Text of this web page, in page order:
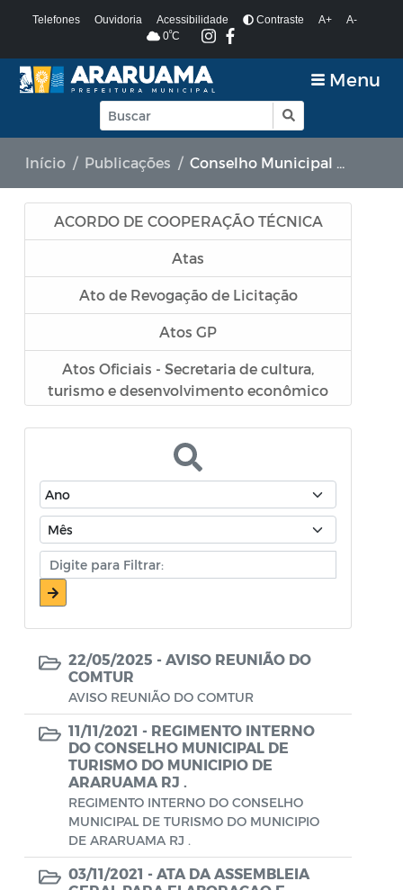
Telefones Ouvidoria Acessibilidade Contraste A+
A-
0ºC
Menu
Início Publicações Conselho Municipal de Turismo
ACORDO DE COOPERAÇÃO TÉCNICA
Atas
Ato de Revogação de Licitação
Atos GP
Atos Oficiais - Secretaria de cultura,
turismo e desenvolvimento econômico
Atos Oficiais - Secretaria de Educação
Atos Oficiais - Secretaria de Fazenda e
Planejamento
Atos Oficiais - Secretaria de Saúde
Atos Oficiais - Secretaria de Transportes
Atos Oficiais - Secretaria Municipal de
Atos Oficiais - Secretaria Municipal de
Política Social, Trabalho, Habitação,
Terceira Idade e Desenvolvimento
Humano
Autorização Para Início de Obras
Aviso de rescisão unilateral
Prévia
22/05/2025 - AVISO REUNIÃO DO
COMTUR
AVISO REUNIÃO DO COMTUR
11/11/2021 - REGIMENTO INTERNO
DO CONSELHO MUNICIPAL DE
TURISMO DO MUNICIPIO DE
ARARUAMA RJ .
REGIMENTO INTERNO DO CONSELHO
MUNICIPAL DE TURISMO DO MUNICIPIO
DE ARARUAMA RJ .
03/11/2021 - ATA DA ASSEMBLEIA